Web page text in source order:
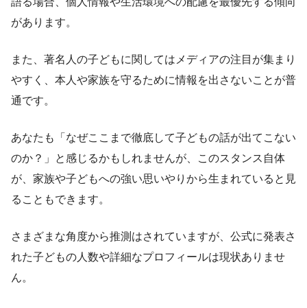
があります。
また、著名人の子どもに関してはメディアの注目が集まり
やすく、本人や家族を守るために情報を出さないことが普
通です。
あなたも「なぜここまで徹底して子どもの話が出てこない
のか？」と感じるかもしれませんが、このスタンス自体
が、家族や子どもへの強い思いやりから生まれていると見
ることもできます。
さまざまな角度から推測はされていますが、公式に発表さ
れた子どもの人数や詳細なプロフィールは現状ありませ
ん。